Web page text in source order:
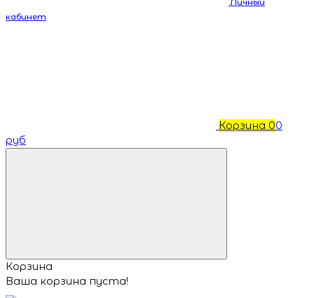
кабинет
Корзина 00
руб
Корзина
Ваша корзина пуста!